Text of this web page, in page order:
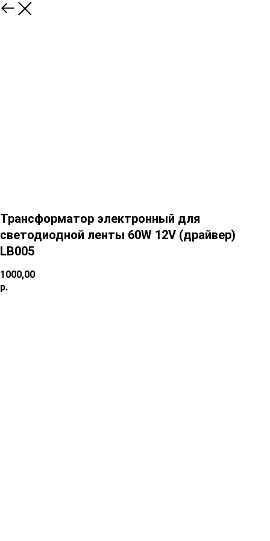
Трансформатор электронный для
светодиодной ленты 60W 12V (драйвер)
LB005
1000,00
р.